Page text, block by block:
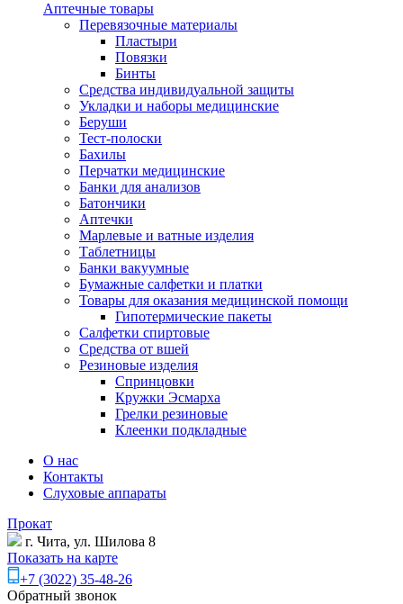
Аптечные товары
Перевязочные материалы
Пластыри
Повязки
Бинты
Средства индивидуальной защиты
Укладки и наборы медицинские
Беруши
Тест-полоски
Бахилы
Перчатки медицинские
Банки для анализов
Батончики
Аптечки
Марлевые и ватные изделия
Таблетницы
Банки вакуумные
Бумажные салфетки и платки
Товары для оказания медицинской помощи
Гипотермические пакеты
Салфетки спиртовые
Средства от вшей
Резиновые изделия
Спринцовки
Кружки Эсмарха
Грелки резиновые
Клеенки подкладные
О нас
Контакты
Слуховые аппараты
Прокат
г. Чита, ул. Шилова 8
Показать на карте
+7 (3022) 35-48-26
Обратный звонок